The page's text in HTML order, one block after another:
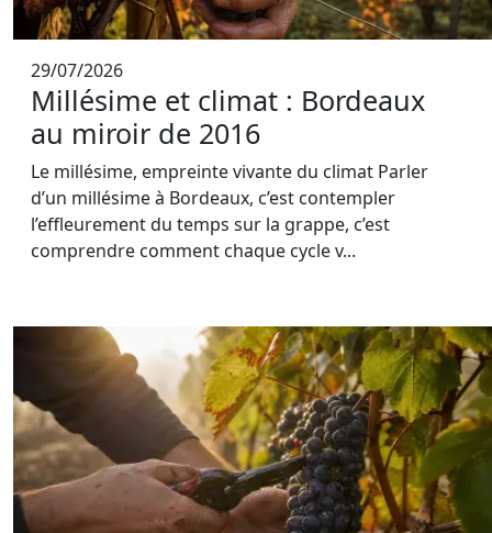
29/07/2026
Millésime et climat : Bordeaux
au miroir de 2016
Le millésime, empreinte vivante du climat Parler
d’un millésime à Bordeaux, c’est contempler
l’effleurement du temps sur la grappe, c’est
comprendre comment chaque cycle v...